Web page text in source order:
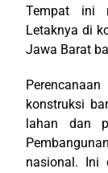
Tempat ini
Letaknya di
Jawa Barat
konstruksi
lahan dan
nasional. Ini